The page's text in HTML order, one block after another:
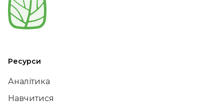
Ресурси
Аналітика
Навчитися